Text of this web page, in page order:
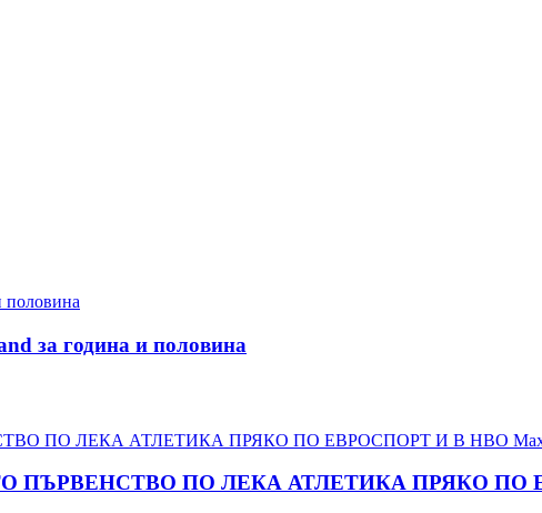
за година и половина
ПЪРВЕНСТВО ПО ЛЕКА АТЛЕТИКА ПРЯКО